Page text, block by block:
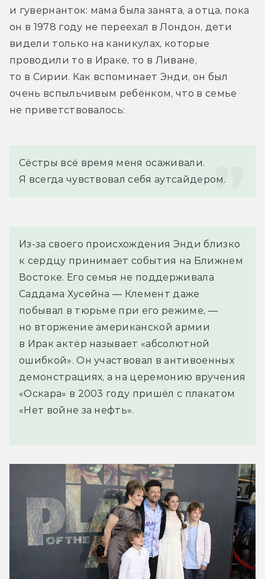
и гувернанток: мама была занята, а отца, пока
он в 1978 году не переехал в Лондон, дети
видели только на каникулах, которые
проводили то в Ираке, то в Ливане,
то в Сирии. Как вспоминает Энди, он был
очень вспыльчивым ребёнком, что в семье
не приветствовалось:
Сёстры всё время меня осаживали.
Я всегда чувствовал себя аутсайдером.
Из-за своего происхождения Энди близко
к сердцу принимает события на Ближнем
Востоке. Его семья не поддерживала
Саддама Хусейна — Клемент даже
побывал в тюрьме при его режиме, —
но вторжение американской армии
в Ирак актёр называет «абсолютной
ошибкой». Он участвовал в антивоенных
демонстрациях, а на церемонию вручения
«Оскара» в 2003 году пришёл с плакатом
«Нет войне за нефть».